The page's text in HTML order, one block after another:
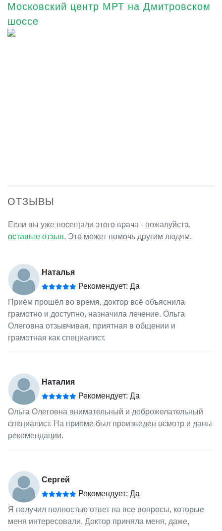
Московский центр МРТ на Дмитровском
шоссе
ОТЗЫВЫ
Если вы уже посещали этого врача - пожалуйста,
оставьте отзыв. Это может помочь другим людям.
Наталья
Рекомендует: Да
Приём прошёл во время, доктор всё объяснила
грамотно и доступно, назначила лечение. Ольга
Олеговна отзывчивая, приятная в общении и
грамотная как специалист.
Наталия
Рекомендует: Да
Ольга Олеговна внимательный и доброжелательный
специалист. На приеме был произведен осмотр и даны
рекомендации.
Сергей
Рекомендует: Да
Я получил полностью ответ на все вопросы, которые
меня интересовали. Доктор приняла меня, даже,